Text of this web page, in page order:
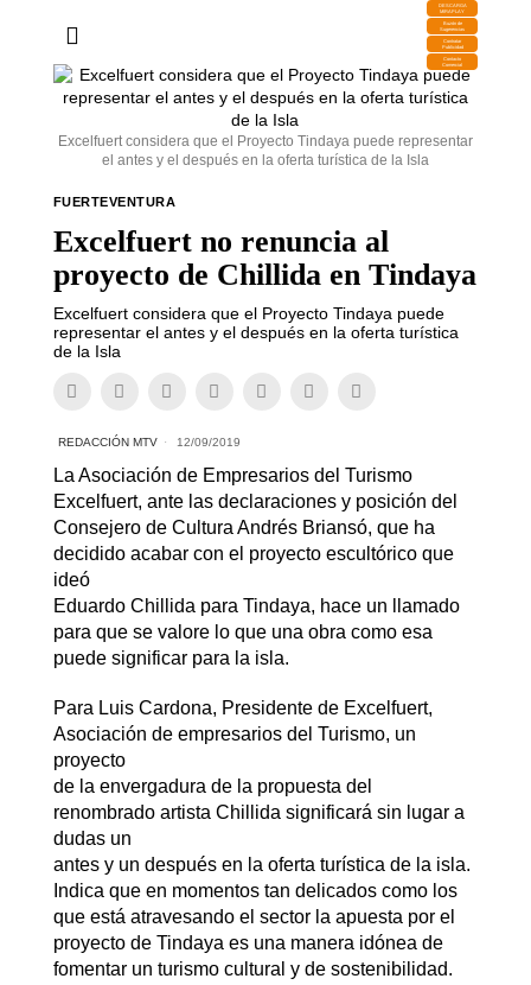
DESCARGA
MIRAPLAY
Buzón de
Sugerencias
Contratar
Publicidad
Contacto
Comercial
Excelfuert considera que el Proyecto Tindaya puede representar
el antes y el después en la oferta turística de la Isla
FUERTEVENTURA
Excelfuert no renuncia al
proyecto de Chillida en Tindaya
Excelfuert considera que el Proyecto Tindaya puede
representar el antes y el después en la oferta turística
de la Isla
REDACCIÓN MTV 12/09/2019
La Asociación de Empresarios del Turismo
Excelfuert, ante las declaraciones y posición del
Consejero de Cultura Andrés Briansó, que ha
decidido acabar con el proyecto escultórico que
ideó
Eduardo Chillida para Tindaya, hace un llamado
para que se valore lo que una obra como esa
puede significar para la isla.
Para Luis Cardona, Presidente de Excelfuert,
Asociación de empresarios del Turismo, un
proyecto
de la envergadura de la propuesta del
renombrado artista Chillida significará sin lugar a
dudas un
antes y un después en la oferta turística de la isla.
Indica que en momentos tan delicados como los
que está atravesando el sector la apuesta por el
proyecto de Tindaya es una manera idónea de
fomentar un turismo cultural y de sostenibilidad.